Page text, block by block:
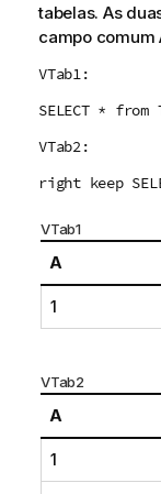
tabelas. As
campo comum
VTab1:
SELECT * from
VTab2:
right keep
VTab1
A
1
VTab2
A
1